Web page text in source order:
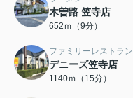
木曽路 笠寺店
652ｍ（9分）
ファミリーレストラン
デニーズ笠寺店
1140ｍ（15分）